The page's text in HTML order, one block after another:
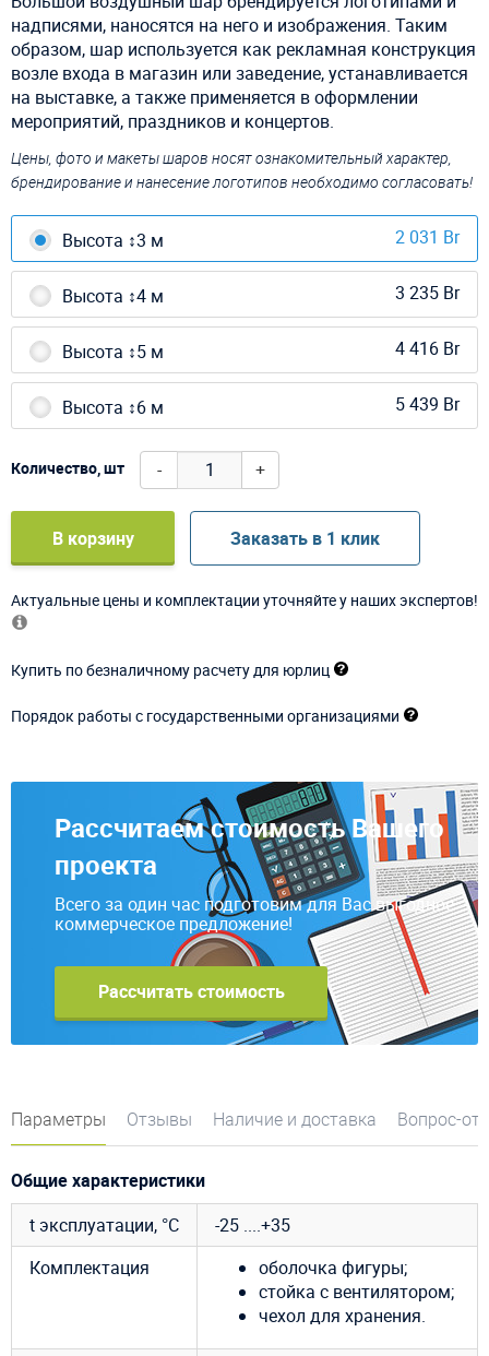
надписями, наносятся на него и изображения. Таким
образом, шар используется как рекламная конструкция
возле входа в магазин или заведение, устанавливается
на выставке, а также применяется в оформлении
мероприятий, праздников и концертов.
Цены, фото и макеты шаров носят ознакомительный характер,
брендирование и нанесение логотипов необходимо согласовать!
Высота ↕3 м 2 031 Br
Высота ↕4 м 3 235 Br
Высота ↕5 м 4 416 Br
Высота ↕6 м 5 439 Br
Количество, шт - +
В корзину Заказать в 1 клик
Актуальные цены и комплектации уточняйте у наших экспертов!
Купить по безналичному расчету для юрлиц
Порядок работы с государственными организациями
Рассчитаем стоимость Вашего
проекта
Всего за один час подготовим для Вас выгодное
коммерческое предложение!
Рассчитать стоимость
Параметры Отзывы Наличие и доставка Вопрос-
Общие характеристики
t эксплуатации, °C
-25 ....+35
Комплектация
оболочка фигуры;
стойка с вентилятором;
чехол для хранения.